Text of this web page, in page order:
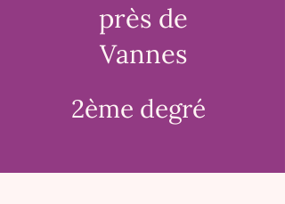
près de
Vannes
2ème degré